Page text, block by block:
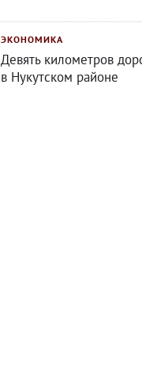
ЭКОНОМИКА
Девять километров
в Нукутском районе